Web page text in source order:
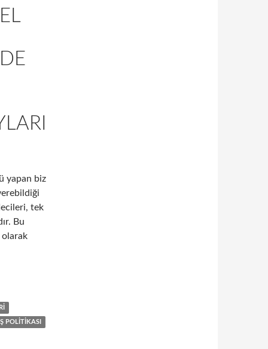
yapan biz
tek
Bu
olarak
ve yerel marketlerin ticari teamüller çerçevesinde kendi
POLITIKASI